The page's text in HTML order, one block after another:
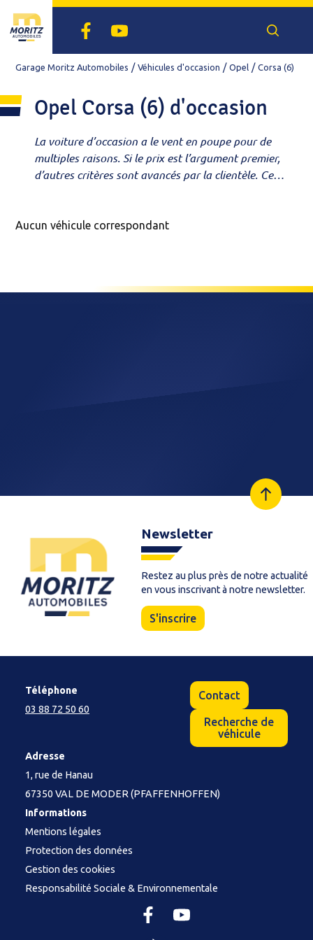
FacebookYoutube
véhicule
Garage Moritz Automobiles Véhicules d'occasion Opel Corsa (6)
Opel Corsa (6) d'occasion
La voiture d’occasion a le vent en poupe pour de
multiples raisons. Si le prix est l’argument premier,
d’autres critères sont avancés par la clientèle. Ce
garage est agréé par Peugeot et Renault Dacia,
votre future voiture dans notre sélection de
Aucun véhicule correspondant
Newsletter
Restez au plus près de notre actualité
en vous inscrivant à notre newsletter.
S'inscrire
Téléphone
03 88 72 50 60
Contact
Recherche de
véhicule
Adresse
1, rue de Hanau
67350 VAL DE MODER (PFAFFENHOFFEN)
Informations
Mentions légales
Protection des données
Gestion des cookies
Responsabilité Sociale & Environnementale
FacebookYouTube